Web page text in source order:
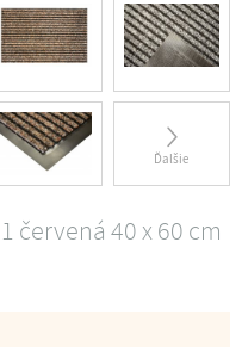
Ďalšie
červená 40 x 60 cm